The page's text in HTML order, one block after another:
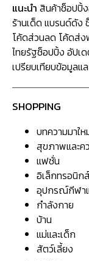
แนะนำ สินค้าช็อปปิ้
ร้านเด็ด แบรนด์ดัง
โค้ดส่วนลด โค้ดส่ง
ไทยรัฐช็อปปิ้ง อัปเ
เปรียบเทียบข้อมูล
SHOPPING
บทความมาให
สุขภาพและค
แฟชั่น
อิเล็กทรอนิก
อุปกรณ์กีฬา
กำลังกาย
บ้าน
แม่และเด็ก
สัตว์เลี้ยง